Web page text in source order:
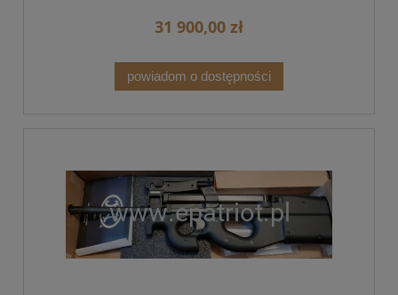
31 900,00 zł
powiadom o dostępności